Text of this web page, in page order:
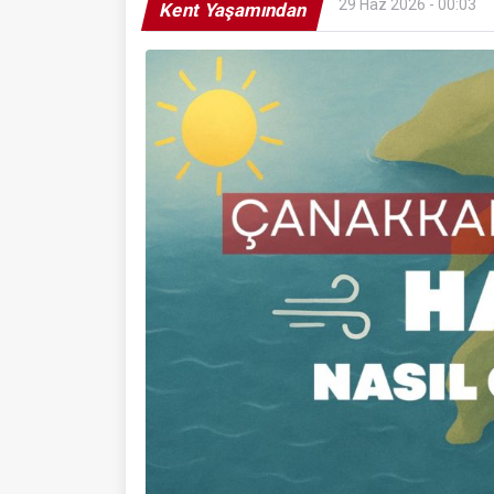
Kent Yaşamından 29 Haz 2026 - 00:03